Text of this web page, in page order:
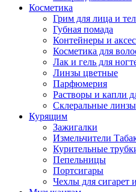
Косметика
Грим для лица и
Губная помада
Контейнеры и
Косметика для
Лак и гель для
Линзы цветные
Парфюмерия
Растворы и капли
Склеральные линзы
Курящим
Зажигалки
Измельчители
Курительные
Пепельницы
Портсигары
Чехлы для сигарет